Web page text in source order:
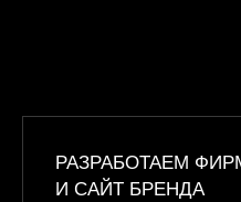
РАЗРАБОТАЕМ
И САЙТ БРЕНДА